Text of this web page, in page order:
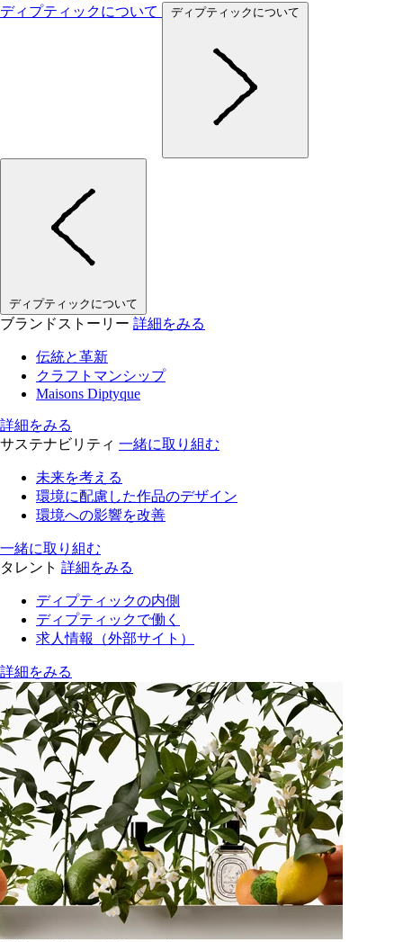
ディプティックについて
ディプティックについて
ディプティックについて
ブランドストーリー 詳細をみる
伝統と革新
クラフトマンシップ
Maisons Diptyque
詳細をみる
サステナビリティ 一緒に取り組む
未来を考える
環境に配慮した作品のデザイン
環境への影響を改善
一緒に取り組む
タレント 詳細をみる
ディプティックの内側
ディプティックで働く
求人情報（外部サイト）
詳細をみる